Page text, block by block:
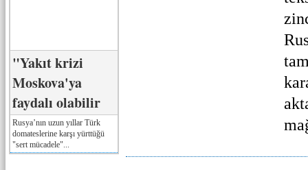
"Yakıt krizi
Moskova'ya
faydalı olabilir
Rusya’nın uzun yıllar Türk
domateslerine karşı yürttüğü
"sert mücadele"...